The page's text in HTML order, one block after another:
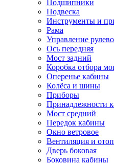
Подшипники
Подвеска
Инструменты и
Рама
Управление
Ось передняя
Мост задний
Коробка отбора
Оперенье кабины
Колёса и шины
Приборы
Принадлежности
Мост средний
Передок кабины
Окно ветровое
Вентиляция и
Дверь боковая
Боковина кабины